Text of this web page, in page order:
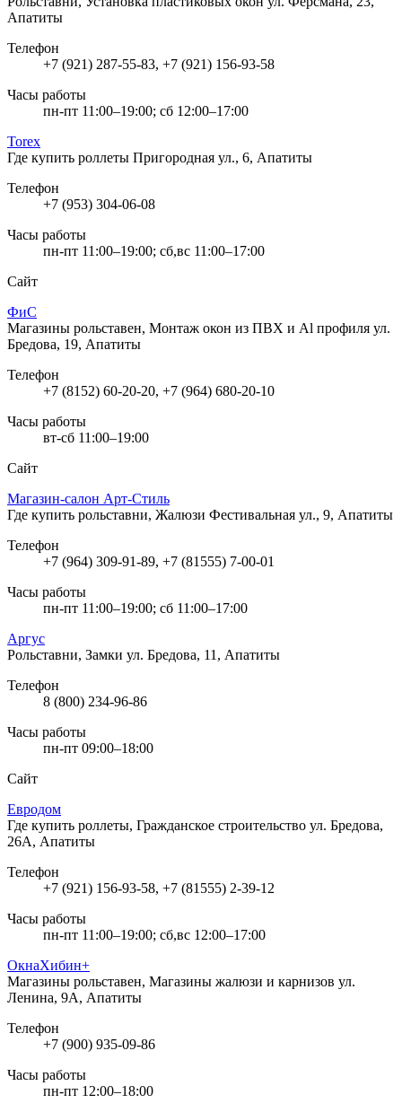
Апатиты
Телефон
+7 (921) 287-55-83, +7 (921) 156-93-58
Часы работы
пн-пт 11:00–19:00; сб 12:00–17:00
Torex
Где купить роллеты Пригородная ул., 6, Апатиты
Телефон
+7 (953) 304-06-08
Часы работы
пн-пт 11:00–19:00; сб,вс 11:00–17:00
Сайт
ФиС
Магазины рольставен, Монтаж окон из ПВХ и Al профиля ул.
Бредова, 19, Апатиты
Телефон
+7 (8152) 60-20-20, +7 (964) 680-20-10
Часы работы
вт-сб 11:00–19:00
Сайт
Магазин-салон Арт-Стиль
Где купить рольставни, Жалюзи Фестивальная ул., 9, Апатиты
Телефон
+7 (964) 309-91-89, +7 (81555) 7-00-01
Часы работы
пн-пт 11:00–19:00; сб 11:00–17:00
Аргус
Рольставни, Замки ул. Бредова, 11, Апатиты
Телефон
8 (800) 234-96-86
Часы работы
пн-пт 09:00–18:00
Сайт
Евродом
Где купить роллеты, Гражданское строительство ул. Бредова,
26А, Апатиты
Телефон
+7 (921) 156-93-58, +7 (81555) 2-39-12
Часы работы
пн-пт 11:00–19:00; сб,вс 12:00–17:00
ОкнаХибин+
Магазины рольставен, Магазины жалюзи и карнизов ул.
Ленина, 9А, Апатиты
Телефон
+7 (900) 935-09-86
Часы работы
пн-пт 12:00–18:00